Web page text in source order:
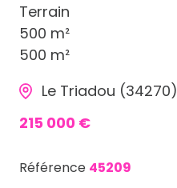
Terrain
500 m²
500 m²
Le Triadou (34270)
215 000 €
Référence 45209